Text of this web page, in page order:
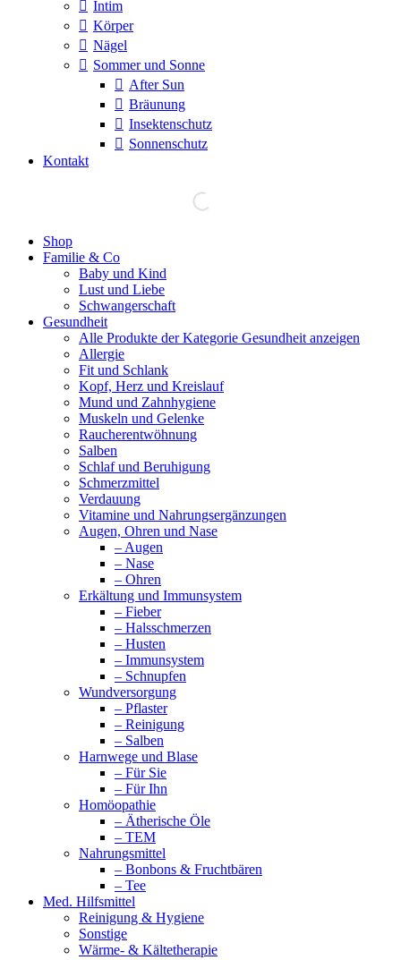
Intim
Körper
Nägel
Sommer und Sonne
After Sun
Bräunung
Insektenschutz
Sonnenschutz
Kontakt
page
opens
Shop
Familie & Co
Baby und Kind
Lust und Liebe
Schwangerschaft
Gesundheit
Alle Produkte der Kategorie Gesundheit anzeigen
Allergie
Fit und Schlank
Kopf, Herz und Kreislauf
Mund und Zahnhygiene
Muskeln und Gelenke
Raucherentwöhnung
Salben
Schlaf und Beruhigung
Schmerzmittel
Verdauung
Vitamine und Nahrungsergänzungen
Augen, Ohren und Nase
– Augen
– Nase
– Ohren
Erkältung und Immunsystem
– Fieber
– Halsschmerzen
– Husten
– Immunsystem
– Schnupfen
Wundversorgung
– Pflaster
– Reinigung
– Salben
Harnwege und Blase
– Für Sie
– Für Ihn
Homöopathie
– Ätherische Öle
– TEM
Nahrungsmittel
– Bonbons & Fruchtbären
– Tee
Med. Hilfsmittel
Reinigung & Hygiene
Sonstige
Wärme- & Kältetherapie